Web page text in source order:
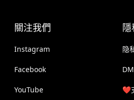
關注我們
Instagram
Facebook
YouTube
隱
隐
❤️